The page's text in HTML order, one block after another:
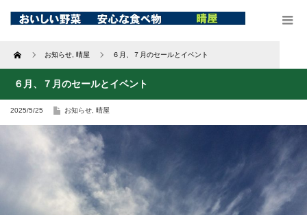
Home お知らせ 晴屋 ６月、７月のセールとイベント
６月、７月のセールとイベント
2025/5/25 お知らせ 晴屋